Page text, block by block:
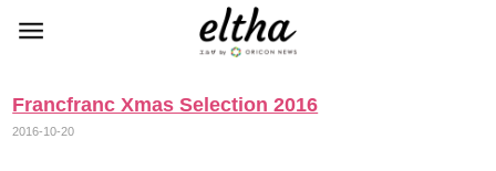
Francfranc Xmas Selection 2016
2016-10-20